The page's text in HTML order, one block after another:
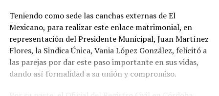
Teniendo como sede las canchas externas de El
Mexicano, para realizar este enlace matrimonial, en
representación del Presidente Municipal, Juan Martínez
Flores, la Sindica Única, Vania López González, felicitó a
las parejas por dar este paso importante en sus vidas,
dando así formalidad a su unión y compromiso.